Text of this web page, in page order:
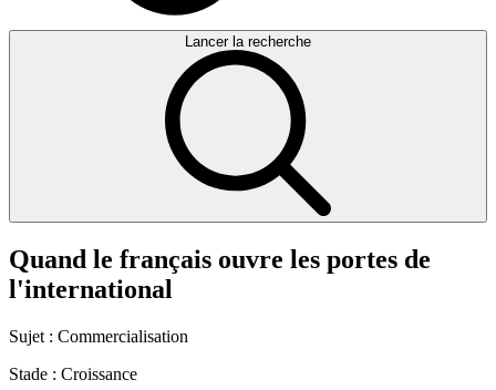
Lancer la recherche
Quand le français ouvre les portes de
l'international
Sujet : Commercialisation
Stade : Croissance